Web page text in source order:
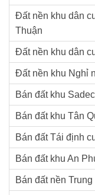
Đất nền khu dân
Thuận
Đất nền khu dân
Đất nền khu Nghỉ
Bán đất khu
Bán đất khu Tân
Bán đất Tái định
Bán đất khu An
Bán đất nền